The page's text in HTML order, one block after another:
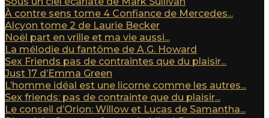
À contre sens tome 4 Confiance de Mercedes...
Alcyon tome 2 de Laurie Becker
Noël part en vrille et ma vie aussi...
La mélodie du fantôme de A.G. Howard
Sex Friends pas de contraintes que du plaisir...
Just 17 d’Emma Green
L’homme idéal est une licorne comme les autres...
Sex friends: pas de contrainte que du plaisir...
Le conseil d’Orion: Willow et Lucas de Samantha...